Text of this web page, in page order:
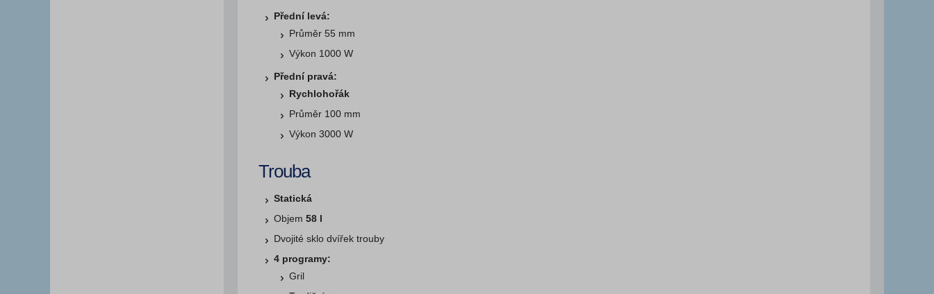
Přední levá:
Průměr 55 mm
Výkon 1000 W
Přední pravá:
Rychlohořák
Průměr 100 mm
Výkon 3000 W
Trouba
Statická
Objem 58 l
Dvojité sklo dvířek trouby
4 programy:
Gril